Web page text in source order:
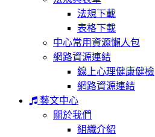
法規下載
表格下載
中心常用資源懶人包
網路資源連結
線上心理健康健檢
網路資源連結
藝文中心
關於我們
組織介紹